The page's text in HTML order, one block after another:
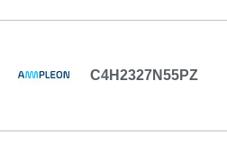
C4H2327N55PZ